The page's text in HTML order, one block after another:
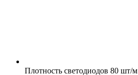
Плотность светодиодов 80 шт/м